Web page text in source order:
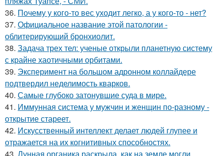
36. Почему у кого-то вес уходит легко, а у кого-то - нет?
37. Официальное название этой патологии -
облитерирующий бронхиолит.
38. Задача трех тел: ученые открыли планетную систему
с крайне хаотичными орбитами.
39. Эксперимент на большом адронном коллайдере
подтвердил неделимость кварков.
40. Самые глубоко затонувшие суда в мире.
41. Иммунная система у мужчин и женщин по-разному -
открытие стареет.
42. Искусственный интеллект делает людей глупее и
отражается на их когнитивных способностях.